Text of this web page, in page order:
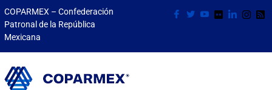
COPARMEX – Confederación
Patronal de la República
Mexicana